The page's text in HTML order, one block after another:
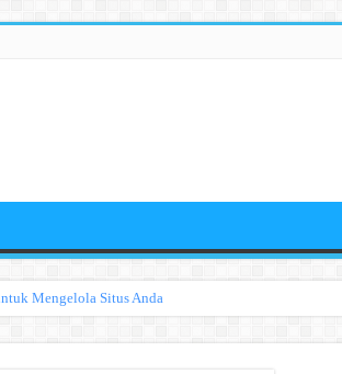
Mengelola Situs Anda